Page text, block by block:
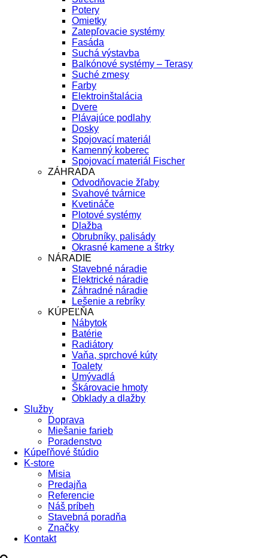
Potery
Omietky
Zatepľovacie systémy
Fasáda
Suchá výstavba
Balkónové systémy – Terasy
Suché zmesy
Farby
Elektroinštalácia
Dvere
Plávajúce podlahy
Dosky
Spojovací materiál
Kamenný koberec
Spojovací materiál Fischer
ZÁHRADA
Odvodňovacie žľaby
Svahové tvárnice
Kvetináče
Plotové systémy
Dlažba
Obrubníky, palisády
Okrasné kamene a štrky
NÁRADIE
Stavebné náradie
Elektrické náradie
Záhradné náradie
Lešenie a rebríky
KÚPEĽŇA
Nábytok
Batérie
Radiátory
Vaňa, sprchové kúty
Toalety
Umývadlá
Škárovacie hmoty
Obklady a dlažby
Služby
Doprava
Miešanie farieb
Poradenstvo
Kúpeľňové štúdio
K-store
Misia
Predajňa
Referencie
Náš príbeh
Stavebná poradňa
Značky
Kontakt